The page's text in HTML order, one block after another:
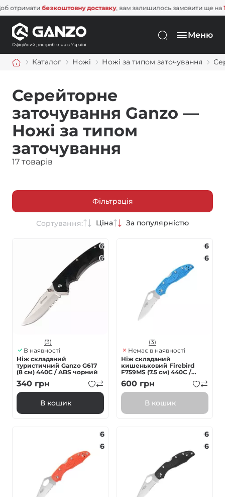
безкоштовну доставку, вам залишилось замовити ще на1 500
Меню
Каталог Ножі Ножі за типом заточування
Серейторне
заточування Ganzo —
Ножі за типом
заточування
17 товарів
Фільтрація
Сортування: Ціна За популярністю
6
6
(3)
В наявності
Ніж складаний
туристичний Ganzo G617
(8 см) 440C / ABS чорний
340 грн
В кошик
6
6
(3)
Немає в наявності
Ніж складаний
кишеньковий Firebird
F759MS (7.5 см) 440C /
Nylon glass fiber
блакитний
600 грн
В кошик
6
6
6
6